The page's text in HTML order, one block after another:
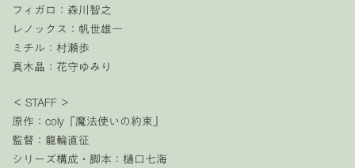
フィガロ：森川智之
レノックス：帆世雄一
ミチル：村瀬歩
真木晶：花守ゆみり
＜ STAFF ＞
原作：coly『魔法使いの約束』
監督：龍輪直征
シリーズ構成・脚本：樋口七海